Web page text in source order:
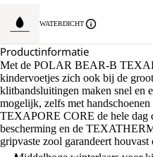
WATERDICHT
Productinformatie
Met de POLAR BEAR-B
kindervoetjes zich ook bij de
klitbandsluitingen maken snel en
mogelijk, zelfs met
TEXAPORE CORE de hele dag
bescherming en de
gripvaste zool garandeert houvast